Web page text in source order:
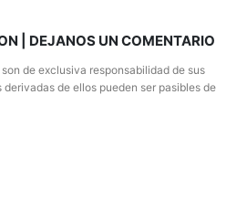
| DEJANOS UN COMENTARIO
de exclusiva responsabilidad de sus
de ellos pueden ser pasibles de